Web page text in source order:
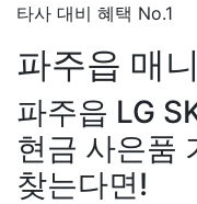
타사 대비 혜택 No.1
파주읍 매
파주읍 LG
현금 사은품
찾는다면!